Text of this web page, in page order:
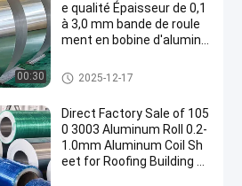
00:30
e qualité Épaisseur de 0,1
à 3,0 mm bande de roule
ment en bobine d'alumini
Bobine de bande en aluminiu
m
2025-12-17
Direct Factory Sale of 105
0 3003 Aluminum Roll 0.2-
1.0mm Aluminum Coil Sh
eet for Roofing Building M